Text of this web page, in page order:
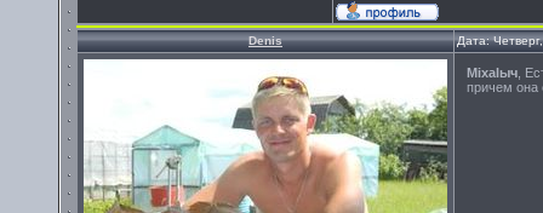
Denis Дата:
Miхalыч ,
причем она